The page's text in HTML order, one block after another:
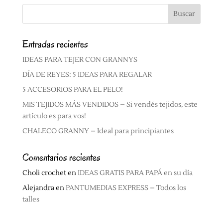
Entradas recientes
IDEAS PARA TEJER CON GRANNYS
DÍA DE REYES: 5 IDEAS PARA REGALAR
5 ACCESORIOS PARA EL PELO!
MIS TEJIDOS MÁS VENDIDOS – Si vendés tejidos, este
artículo es para vos!
CHALECO GRANNY – Ideal para principiantes
Comentarios recientes
Choli crochetenIDEAS GRATIS PARA PAPÁ en su día
AlejandraenPANTUMEDIAS EXPRESS – Todos los
talles